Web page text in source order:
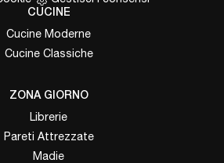
CUCINE
Cucine Moderne
Cucine Classiche
ZONA GIORNO
Librerie
Pareti Attrezzate
Madie